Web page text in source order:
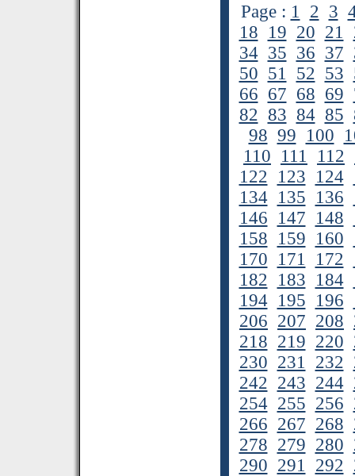
Page : 1 2 3
18 19 20 21
34 35 36 37
50 51 52 53
66 67 68 69
82 83 84 85
98 99 100
110 111 112
122 123 124
134 135 136
146 147 148
158 159 160
170 171 172
182 183 184
194 195 196
206 207 208
218 219 220
230 231 232
242 243 244
254 255 256
266 267 268
278 279 280
290 291 292